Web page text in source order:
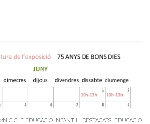
2N CICLE EDUCACIÓ INFANTIL, DESTACATS, EDUCACIÓ